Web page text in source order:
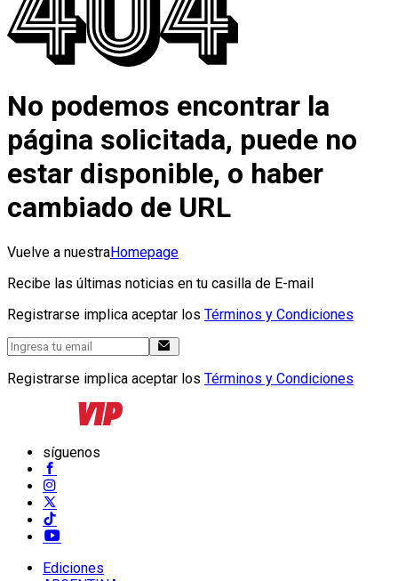
No podemos encontrar la
página solicitada, puede no
estar disponible, o haber
cambiado de URL
Vuelve a nuestraHomepage
Recibe las últimas noticias en tu casilla de E-mail
Registrarse implica aceptar los Términos y Condiciones
Registrarse implica aceptar los Términos y Condiciones
síguenos
Ediciones